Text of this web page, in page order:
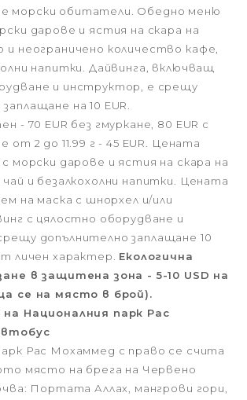
морски обитатели. Обедно меню
дарове и ястия на скара на
неограничено количество кафе,
напитки. Дайвинга, включващ
и инструктор, е срещу
на 10 EUR.
- 70 EUR без гмуркане, 80 EUR с
от 2 до 11.99 г - 45 EUR. Цената
морски дарове и ястия на скара на
и безалкохолни напитки. Цената
на маска с шнорхел и/или
с цялостно оборудване и
допълнително заплащане 10
личен характер. Екологична
в защитена зона - 5-10 USD на
се на място в брой).
Националния парк Рас
Рас Мохаммед с право се счита
място на брега на Червено
Портата Аллах, мангрови гори,